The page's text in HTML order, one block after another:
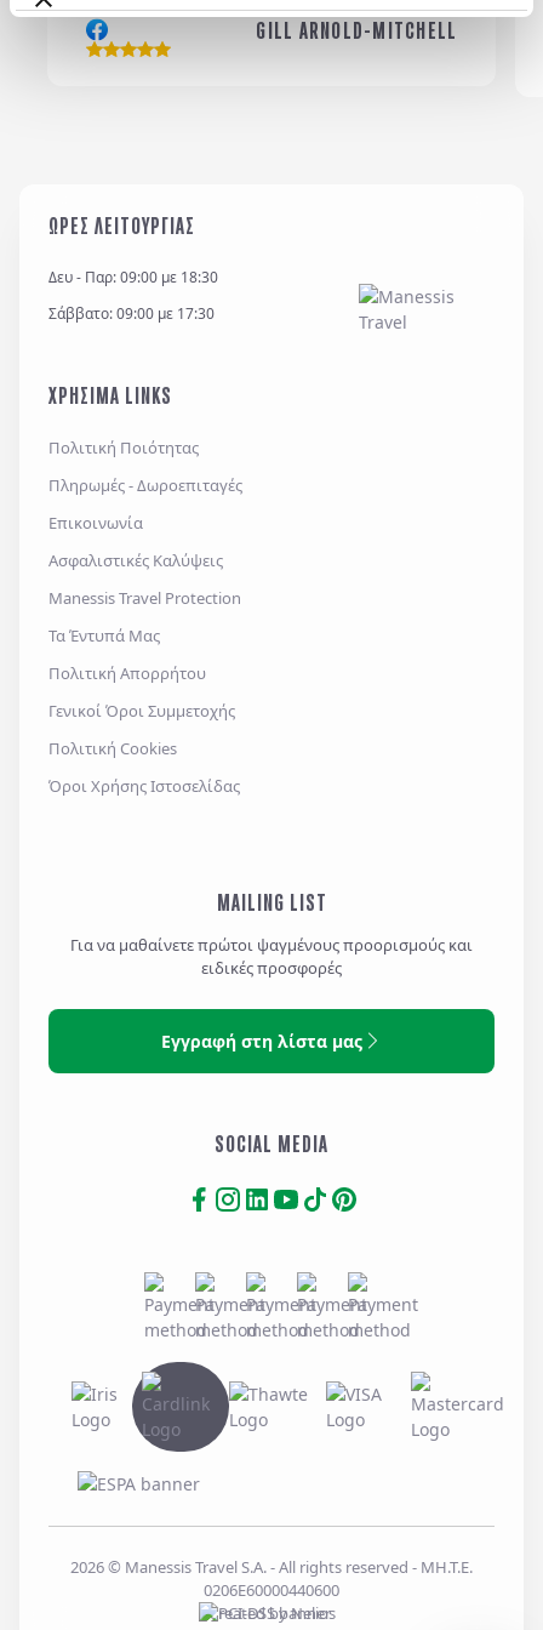
εξυπηρέτηση κάθε έννομου συμφέροντος ή
υποστήριξη νομικών αξιώσεων.
Γενικούς Όρους Συμμετοχής
Επιθυμώ να λαμβάνω προσφορές μέσω e-mail,
GILL ARNOLD-MITCHELL
ΩΡΕΣ ΛΕΙΤΟΥΡΓΙΑΣ
Δευ - Παρ: 09:00 με 18:30
Σάββατο: 09:00 με 17:30
ΧΡΗΣΙΜΑ LINKS
Πολιτική Ποιότητας
Πληρωμές - Δωροεπιταγές
Επικοινωνία
Ασφαλιστικές Καλύψεις
Manessis Travel Protection
Τα Έντυπά Μας
Πολιτική Απορρήτου
Γενικοί Όροι Συμμετοχής
Πολιτική Cookies
Όροι Χρήσης Ιστοσελίδας
MAILING LIST
Για να μαθαίνετε πρώτοι ψαγμένους προορισμούς και
ειδικές προσφορές
Εγγραφή στη λίστα μας
SOCIAL MEDIA
2026© Manessis Travel S.A. - All rights reserved - MH.T.E.
0206E60000440600
Created byNelios